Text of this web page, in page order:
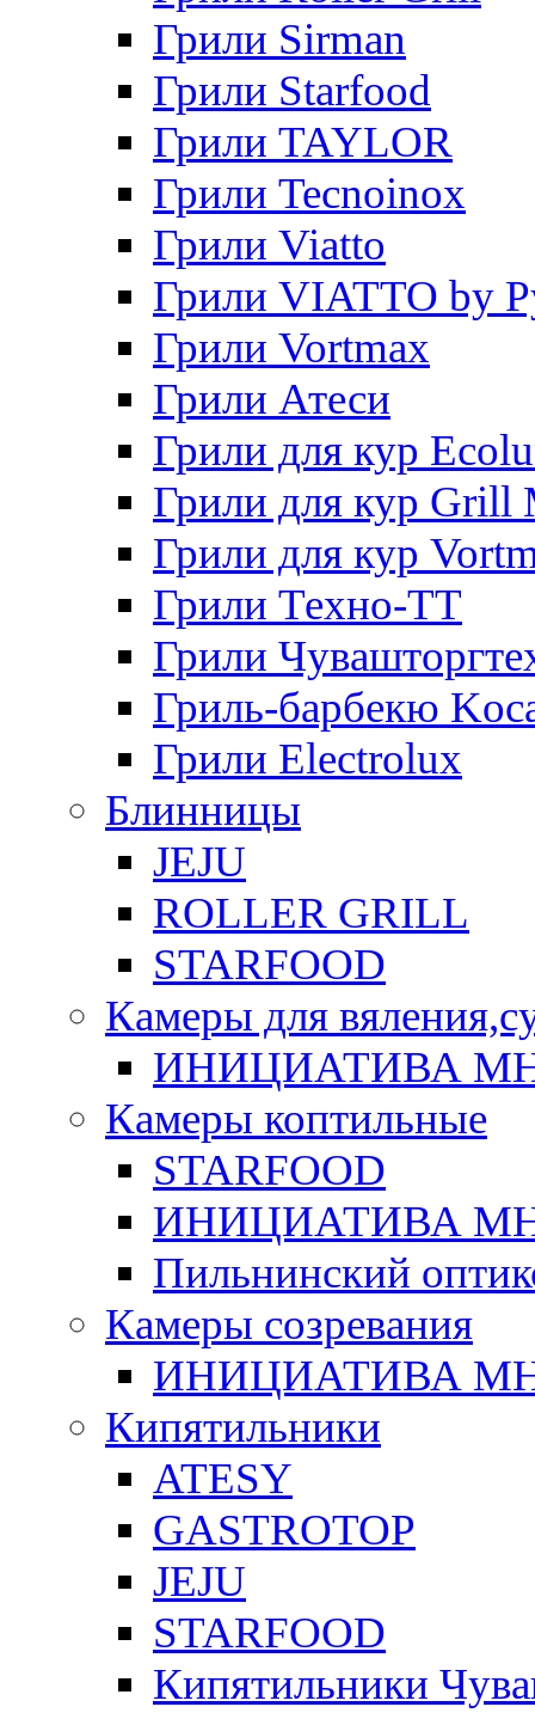
Грили Sirman
Грили Starfood
Грили TAYLOR
Грили Tecnoinox
Грили Viatto
Грили VIATTO by
Грили Vortmax
Грили Атеси
Грили для кур
Грили для кур Grill
Грили для кур
Грили Техно-ТТ
Грили
Гриль-барбекю
Грили Electrolux
Блинницы
JEJU
ROLLER GRILL
STARFOOD
Камеры для
ИНИЦИАТИВА
Камеры коптильные
STARFOOD
ИНИЦИАТИВА
Пильнинский
Камеры созревания
ИНИЦИАТИВА
Кипятильники
ATESY
GASTROTOP
JEJU
STARFOOD
Кипятильники